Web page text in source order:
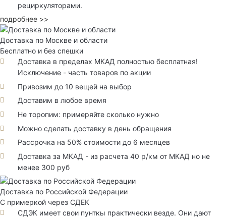
рециркуляторами.
подробнее >>
Доставка по Москве и области
Бесплатно и без спешки
Доставка в пределах МКАД полностью бесплатная!
Исключение - часть товаров по акции
Привозим до 10 вещей на выбор
Доставим в любое время
Не торопим: примеряйте сколько нужно
Можно сделать доставку в день обращения
Рассрочка на 50% стоимости до 6 месяцев
Доставка за МКАД - из расчета 40 р/км от МКАД но не
менее 300 руб
Доставка по Российской Федерации
С примеркой через СДЕК
СДЭК имеет свои пунткы практически везде. Они дают